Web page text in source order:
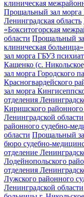
клиническая
Прощальный зал
Ленинградская область
«Бокситогорская
области Прощальный
клиническая
зал морга ГБУЗ
Кащенко (с.
зал морга Городского
Красногвардейского
зал морга
отделения
Киришского районного
Ленинградской области
районного судебно-
области Прощальный
бюро судебно-
отделение
Лодейнопольского
отделения
Лужского районного
Ленинградской области